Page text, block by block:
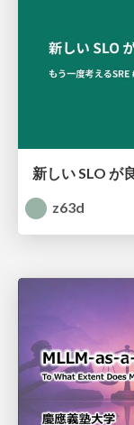
新しい SLO が
z63d